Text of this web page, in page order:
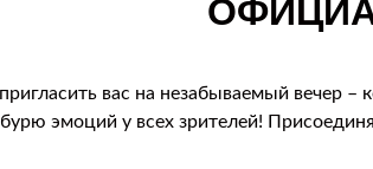
вас на незабываемый вечер –
эмоций у всех зрителей!